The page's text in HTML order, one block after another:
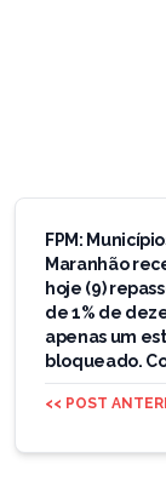
Navegação
Post
FPM:
Maranhão
hoje (9)
de 1% de
apenas um
bloqueado.
<< POST